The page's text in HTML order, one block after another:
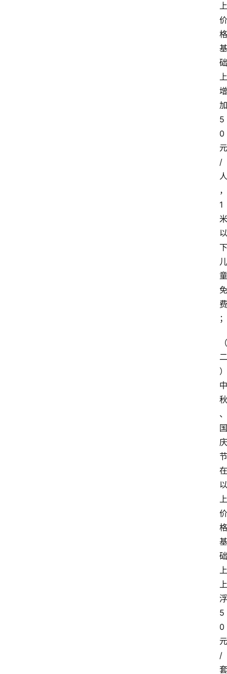
上
价
格
基
础
上
增
加
5
0
元
/
人
，
1
米
以
下
儿
童
免
费
；
（
二
）
中
秋
、
国
庆
节
在
以
上
价
格
基
础
上
上
浮
5
0
元
/
套